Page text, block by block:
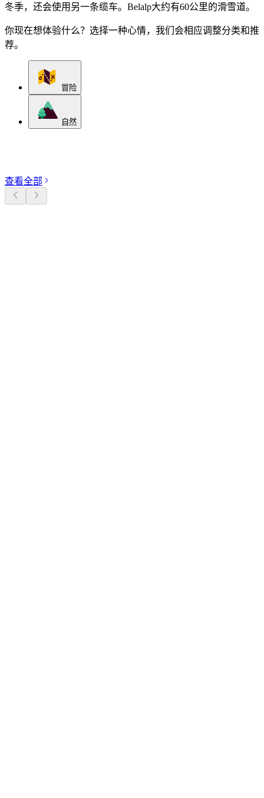
冬季，还会使用另一条缆车。Belalp大约有60公里的滑雪道。
你现在想体验什么？选择一种心情，我们会相应调整分类和推
荐。
冒险
自然
查看全部